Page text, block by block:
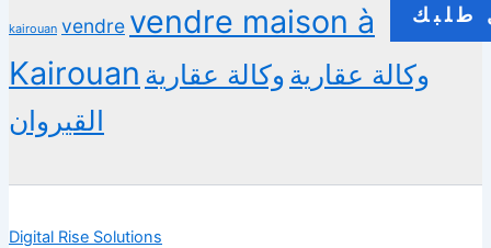
طلبك
kairouan vendre vendre maison à
Kairouan
وكالة عقارية وكالة عقارية
القيروان
Digital Rise Solutions